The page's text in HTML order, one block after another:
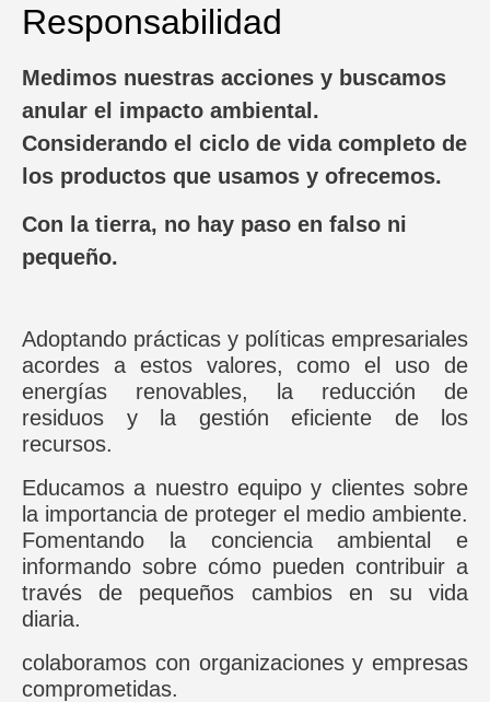
Responsabilidad
Medimos nuestras acciones y buscamos
anular el impacto ambiental.
Considerando el ciclo de vidacompleto de
los productos que usamos y ofrecemos.
Con la tierra, no hay paso en falso ni
pequeño.
Adoptando prácticas y políticas empresariales
acordes a estos valores, como el uso de
energías renovables, la reducción de
residuos y la gestión eficiente de los
recursos.
Educamos a nuestro equipo y clientes sobre
la importancia de proteger el medio ambiente.
Fomentando la conciencia ambiental e
informando sobre cómo pueden contribuir a
través de pequeños cambios en su vida
diaria.
colaboramos con organizaciones y empresas
comprometidas.